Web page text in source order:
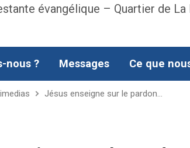
évangélique – Quartier de La
nous ? Messages Ce que
Jésus enseigne sur le pardon…